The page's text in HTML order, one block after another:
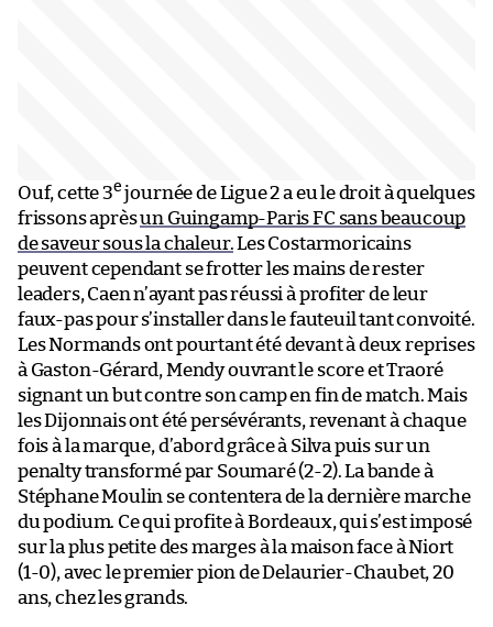
Ouf, cette 3e journée de Ligue 2 a eu le droit à quelques
frissons aprèsun Guingamp-Paris FC sans beaucoup
de saveur sous la chaleur.Les Costarmoricains
peuvent cependant se frotter les mains de rester
leaders, Caen n’ayant pas réussi à profiter de leur
faux-pas pour s’installer dans le fauteuil tant convoité.
Les Normands ont pourtant été devant à deux reprises
à Gaston-Gérard, Mendy ouvrant le score et Traoré
signant un but contre son camp en fin de match. Mais
les Dijonnais ont été persévérants, revenant à chaque
fois à la marque, d’abord grâce à Silva puis sur un
penalty transformé par Soumaré (2-2). La bande à
Stéphane Moulin se contentera de la dernière marche
du podium. Ce qui profite à Bordeaux, qui s’est imposé
sur la plus petite des marges à la maison face à Niort
(1-0), avec le premier pion de Delaurier-Chaubet, 20
ans, chez les grands.